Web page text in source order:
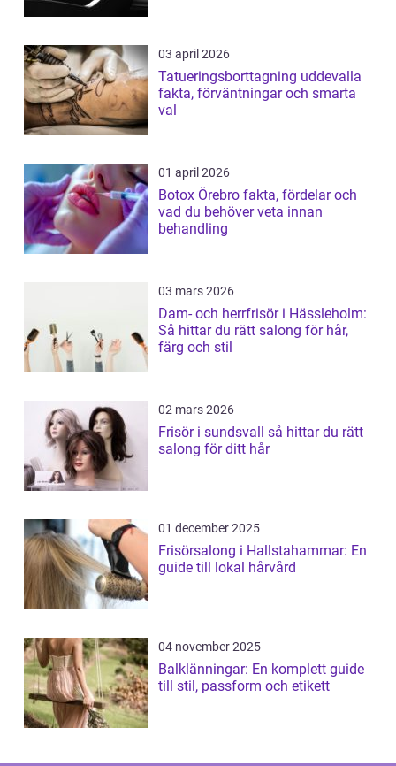
03 april 2026
Tatueringsborttagning uddevalla
fakta, förväntningar och smarta
val
01 april 2026
Botox Örebro fakta, fördelar och
vad du behöver veta innan
behandling
03 mars 2026
Dam- och herrfrisör i Hässleholm:
Så hittar du rätt salong för hår,
färg och stil
02 mars 2026
Frisör i sundsvall så hittar du rätt
salong för ditt hår
01 december 2025
Frisörsalong i Hallstahammar: En
guide till lokal hårvård
04 november 2025
Balklänningar: En komplett guide
till stil, passform och etikett